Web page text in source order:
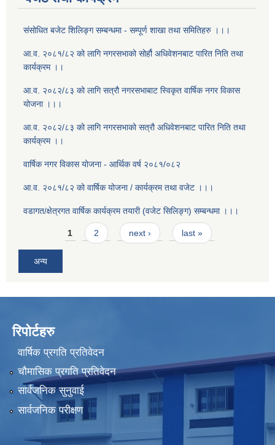
संसोधित बजेट शिलिङ्ग सम्बन्धमा - सम्पूर्ण शाखा तथा समितिहरु ।।।
आ.व. २०८१/८२ को लागि नगरसभाको सोर्हौ अधिवेशनबाट पारित निति तथा
कार्यक्रम ।।
आ.व. २०८२/८३ को लागि सत्रौ नगरसभाबाट स्विकृत वार्षिक नगर विकास
योजना ।।।
आ.व. २०८२/८३ को लागि नगरसभाको सत्रौ अधिवेशनबाट पारित निति तथा
कार्यक्रम ।।
वार्षिक नगर विकास योजना - आर्थिक वर्ष २०८१/०८२
आ.व. २०८१/८२ को वार्षिक योजना / कार्यक्रम तथा वजेट ।।।
वडागत/क्षेत्रगत वार्षिक कार्यक्रम तयारी (वजेट सिलिङ्ग) सम्बन्धमा ।।।
Pages1 2 next › last »
अन्य
रिपोर्टहरु
वार्षिक प्रगति प्रतिवेदन
चौमासिक प्रगति प्रतिवेदन
सार्वजनिक सुनुवाई
सार्वजनिक परीक्षण